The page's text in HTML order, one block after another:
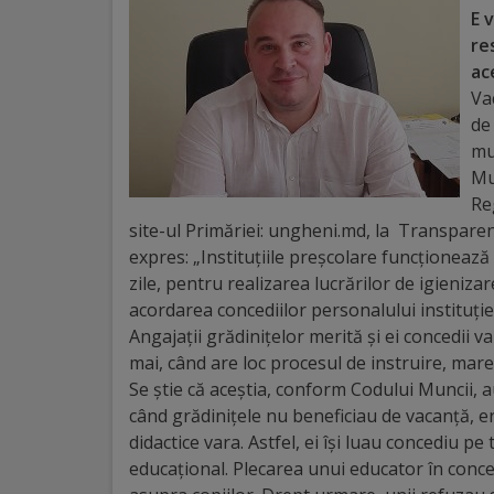
Deținători
titlului
„Merite
pentru
Ungheni”
E
site-ul Primăriei: ungheni.md, la
expres: „Instituțiile рrеșсоlаrе
zile, pentru realizarea lucrărilor de
асоrdаrеa concediilor personalului
Angajații grădinițelor merită și ei concedii
mai, când are loc procesul de instruire,
Se știe că aceștia, conform Codului Muncii,
când grădinițele nu beneficiau de vacanță,
didactice vara. Astfel, ei își luau concediu
educațional. Plecarea unui educator în